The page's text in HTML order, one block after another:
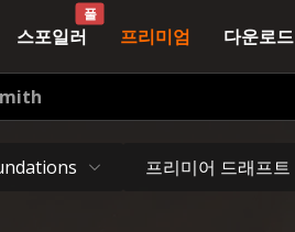
스포일러
풀
프리미엄 다운로드
프리미어 드래프트